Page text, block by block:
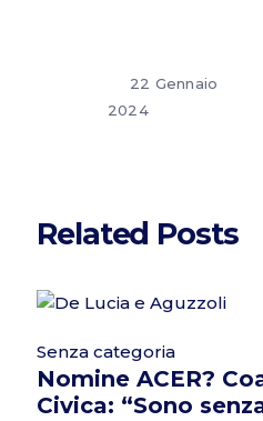
22 Gennaio
2024
Related Posts
Senza categoria
Nomine ACER?
Civica: “Sono